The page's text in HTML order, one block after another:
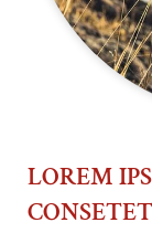
LOREM